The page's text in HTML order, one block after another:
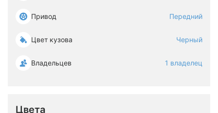
Привод Передний
Цвет кузова Черный
Владельцев 1 владелец
Цвета